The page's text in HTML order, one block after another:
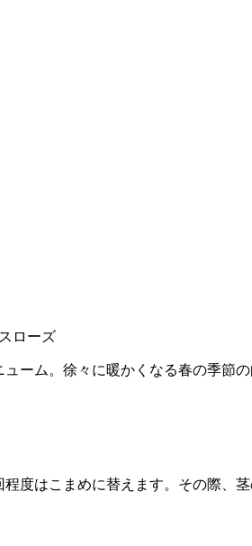
ローズ
ーム。徐々に暖かくなる春の季節
度はこまめに替えます。その際、